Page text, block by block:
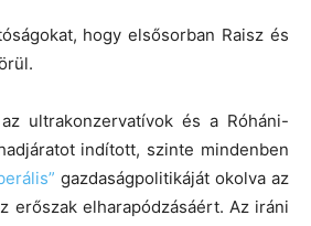
hogy elsősorban Raisz és
ultrakonzervatívok és a Róháni-
indított, szinte mindenben
gazdaságpolitikáját okolva az
erőszak elharapódzásáért. Az iráni